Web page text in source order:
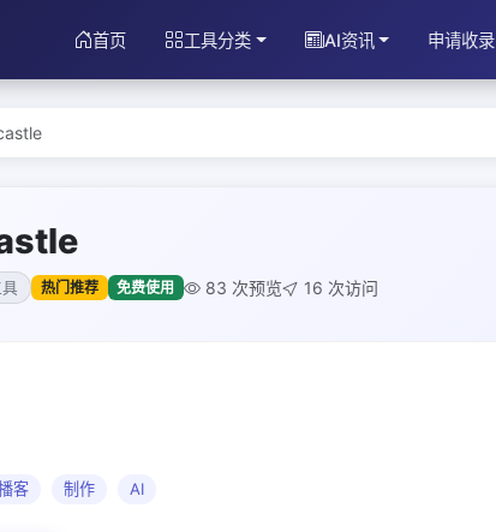
首页 工具分类 AI资讯 申请收录
热门推荐 免费使用 83 次预览 16 次访问
客 制作 AI